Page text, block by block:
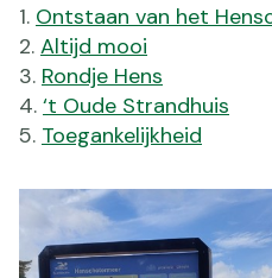
Ontstaan van het
Altijd mooi
Rondje Hens
‘t Oude Strandhuis
Toegankelijkheid